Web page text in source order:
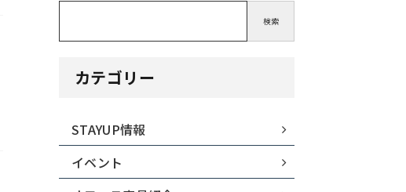
検索
カテゴリー
STAYUP情報
イベント